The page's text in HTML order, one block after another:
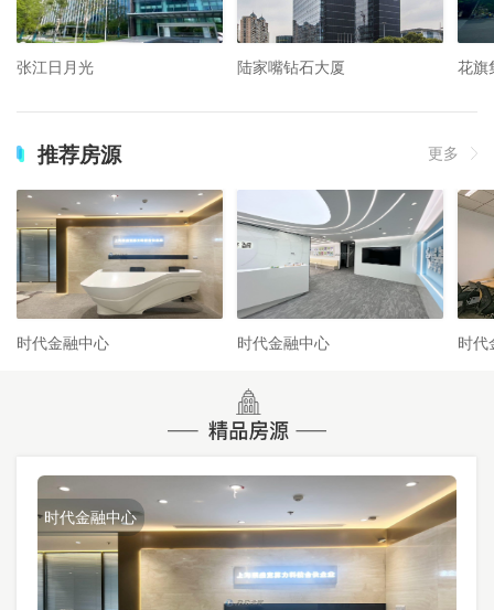
张江日月光 陆家嘴钻石大厦 花旗
推荐房源 更多
时代金融中心 时代金融中心 时代
时代金融中心